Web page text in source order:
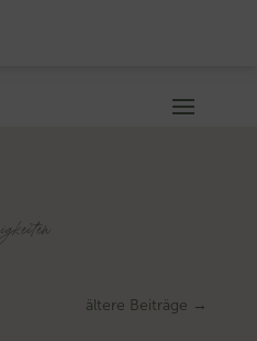
ältere Beiträge →